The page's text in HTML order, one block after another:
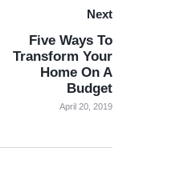
Next
Five Ways To
Transform Your
Home On A
Budget
April 20, 2019